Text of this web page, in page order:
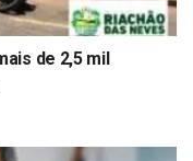
de 2,5 mil